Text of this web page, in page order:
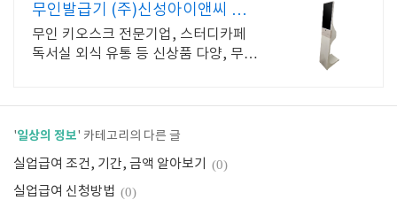
무인발급기 (주)신성아이앤씨 유
무선 상담고객 10% 할인
무인 키오스크 전문기업, 스터디카페
독서실 외식 유통 등 신상품 다양, 무료
'일상의 정보' 카테고리의 다른 글
실업급여 조건, 기간, 금액 알아보기 (0)
실업급여 신청방법 (0)